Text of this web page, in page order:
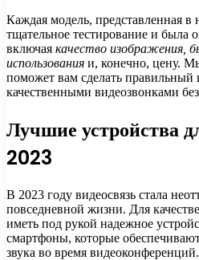
Каждая модель, представленная
тщательное тестирование и была
включая качество изображения,
использования и, конечно, цену.
поможет вам сделать правильный
качественными видеозвонками
Лучшие устройства
2023
В 2023 году видеосвязь стала
повседневной жизни. Для
иметь под рукой надежное
смартфоны, которые
звука во время видеоконференций.